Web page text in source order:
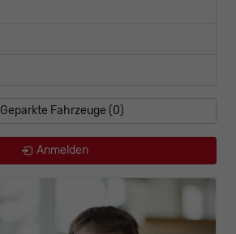
Geparkte Fahrzeuge (0)
Anmelden